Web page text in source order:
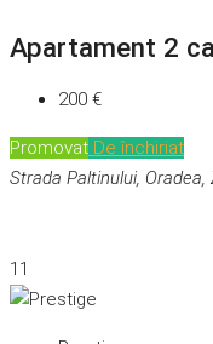
Apartament 2
200 €
Promovat De închiriat
Strada Paltinului,
11